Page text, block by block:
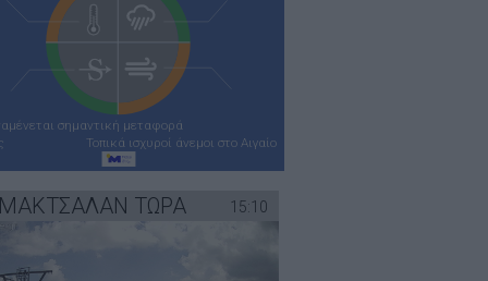
σημαντική μεταφορά
Τοπικά ισχυροί άνεμοι στο Αιγαίο
ΤΩΡΑ 15:10